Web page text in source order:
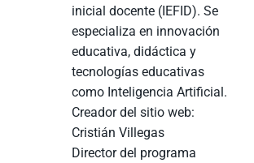
inicial docente (IEFID). Se
especializa en innovación
educativa, didáctica y
tecnologías educativas
como Inteligencia Artificial.
Creador del sitio web:
Cristián Villegas
Director del programa